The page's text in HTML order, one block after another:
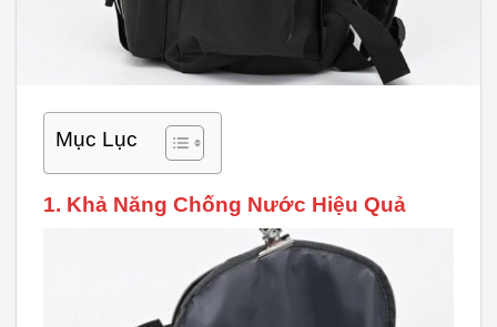
Mục Lục
1. Khả Năng Chống Nước Hiệu Quả